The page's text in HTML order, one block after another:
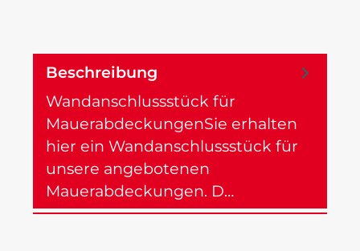
Beschreibung
Wandanschlussstück für
MauerabdeckungenSie erhalten
hier ein Wandanschlussstück für
unsere angebotenen
Mauerabdeckungen. D…